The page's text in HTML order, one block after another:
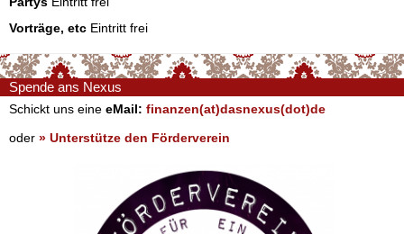
Vorträge, etc Eintritt frei
Spende ans Nexus
Schickt uns eine eMail: finanzen(at)dasnexus(dot)de
oder » Unterstütze den Förderverein